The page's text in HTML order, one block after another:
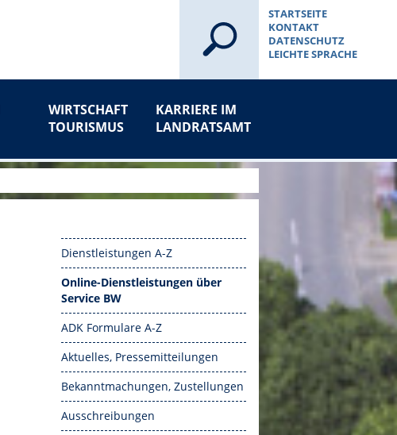
STARTSEITE
KONTAKT
DATENSCHUTZ
LEICHTE SPRACHE
WIRTSCHAFT
TOURISMUS
KARRIERE IM
LANDRATSAMT
Dienstleistungen A-Z
Online-Dienstleistungen über
Service BW
ADK Formulare A-Z
Aktuelles, Pressemitteilungen
Bekanntmachungen, Zustellungen
Ausschreibungen